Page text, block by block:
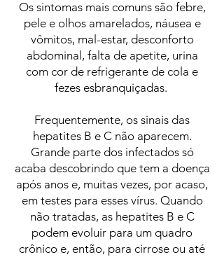
Os sintomas mais comuns são febre,
pele e olhos amarelados, náusea e
vômitos, mal-estar, desconforto
abdominal, falta de apetite, urina
com cor de refrigerante de cola e
fezes esbranquiçadas.
Frequentemente, os sinais das
hepatites B e C não aparecem.
Grande parte dos infectados só
acaba descobrindo que tem a doença
após anos e, muitas vezes, por acaso,
em testes para esses vírus. Quando
não tratadas, as hepatites B e C
podem evoluir para um quadro
crônico e, então, para cirrose ou até